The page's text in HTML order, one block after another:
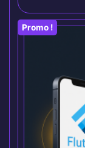
Promo !